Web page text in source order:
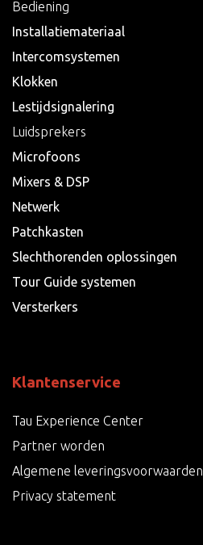
Bediening
Installatiemateriaal
Intercomsystemen
Klokken
Lestijdsignalering
Luidsprekers
Microfoons
Mixers & DSP
Netwerk
Patchkasten
Slechthorenden oplossingen
Tour Guide systemen
Versterkers
Klantenservice
Tau Experience Center
Partner worden
Algemene leveringsvoorwaarden
Privacy statement